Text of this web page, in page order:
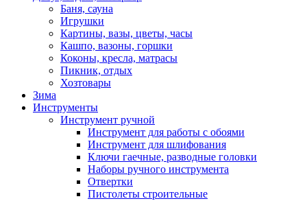
Баня, сауна
Игрушки
Картины, вазы, цветы, часы
Кашпо, вазоны, горшки
Коконы, кресла, матрасы
Пикник, отдых
Хозтовары
Зима
Инструменты
Инструмент ручной
Инструмент для работы с обоями
Инструмент для шлифования
Ключи гаечные, разводные головки
Наборы ручного инструмента
Отвертки
Пистолеты строительные